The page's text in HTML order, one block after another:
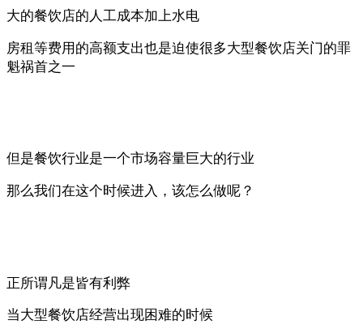
大的餐饮店的人工成本加上水电
房租等费用的高额支出也是迫使很多大型餐饮店关门的罪
魁祸首之一
但是餐饮行业是一个市场容量巨大的行业
那么我们在这个时候进入，该怎么做呢？
正所谓凡是皆有利弊
当大型餐饮店经营出现困难的时候